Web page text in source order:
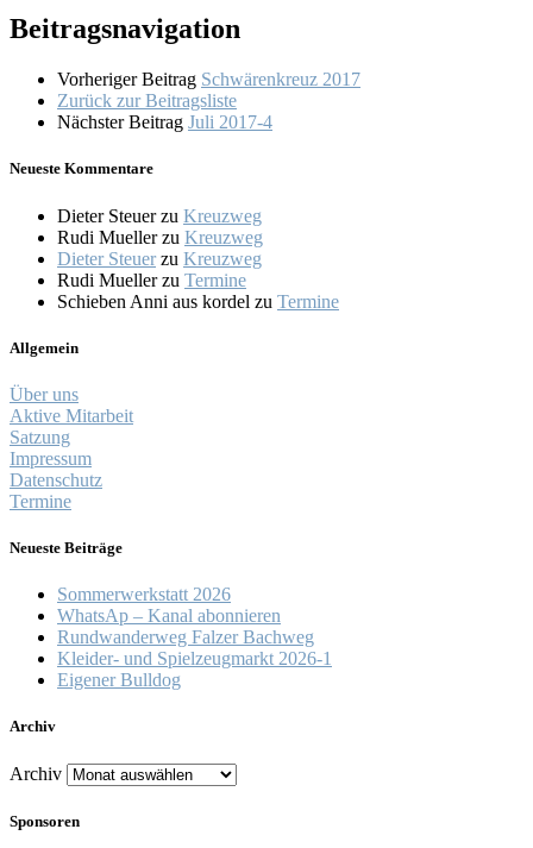
Beitragsnavigation
Vorheriger Beitrag Schwärenkreuz 2017
Zurück zur Beitragsliste
Nächster Beitrag Juli 2017-4
Neueste Kommentare
Dieter Steuerzu Kreuzweg
Rudi Muellerzu Kreuzweg
Dieter Steuerzu Kreuzweg
Rudi Muellerzu Termine
Schieben Anni aus kordel zu Termine
Allgemein
Über uns
Aktive Mitarbeit
Satzung
Impressum
Datenschutz
Termine
Neueste Beiträge
Sommerwerkstatt 2026
WhatsAp – Kanal abonnieren
Rundwanderweg Falzer Bachweg
Kleider- und Spielzeugmarkt 2026-1
Eigener Bulldog
Archiv
Archiv
Sponsoren